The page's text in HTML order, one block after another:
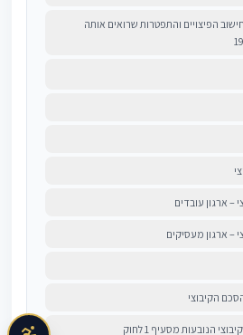
הפיצויים והתפטרות שרואים אותה
– ארגון עובדים
– ארגון מעסיקים
הקיבוצי
הנובעות מסעיף 1 לחוק